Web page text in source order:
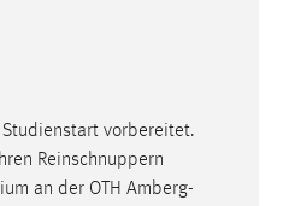
vorbereitet.
Reinschnuppern
an der OTH Amberg-